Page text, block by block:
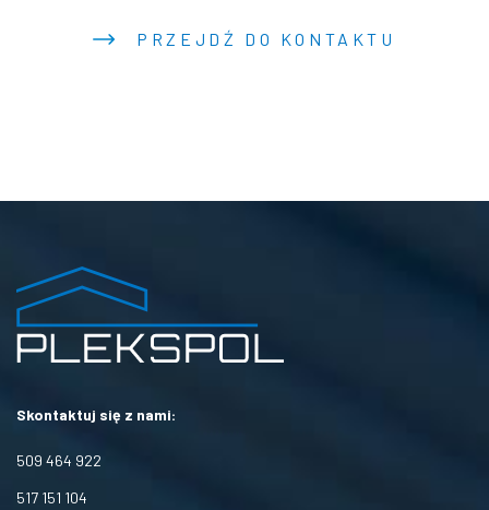
PRZEJDŹ DO KONTAKTU
Skontaktuj się z nami:
509 464 922
517 151 104